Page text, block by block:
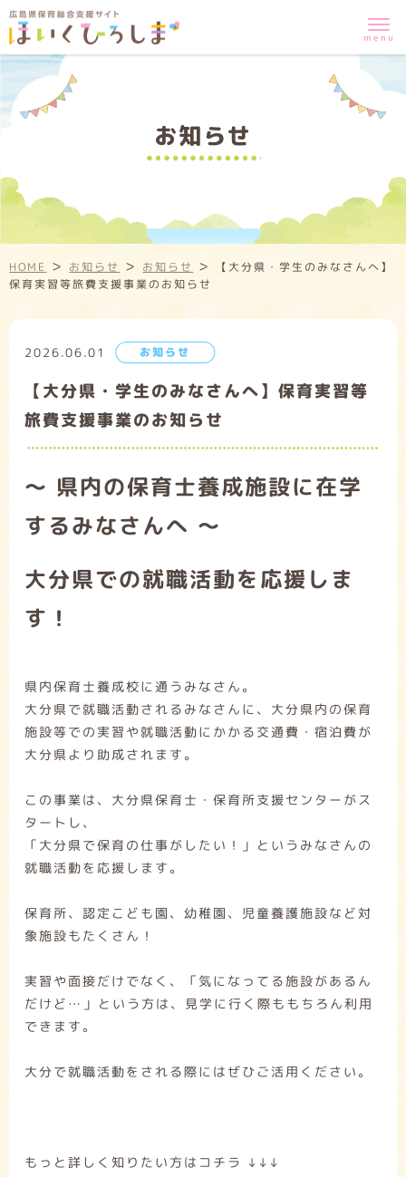
お知らせ
HOME > お知らせ > お知らせ > 【大分県・学生のみなさんへ】
保育実習等旅費支援事業のお知らせ
2026.06.01 お知らせ
【大分県・学生のみなさんへ】保育実習等
旅費支援事業のお知らせ
～ 県内の保育士養成施設に在学
するみなさんへ ～
大分県での就職活動を応援しま
す！
県内保育士養成校に通うみなさん。
大分県で就職活動されるみなさんに、大分県内の保育
施設等での実習や就職活動にかかる交通費・宿泊費が
大分県より助成されます。
この事業は、大分県保育士・保育所支援センターがス
タートし、
「大分県で保育の仕事がしたい！」というみなさんの
就職活動を応援します。
保育所、認定こども園、幼稚園、児童養護施設など対
象施設もたくさん！
実習や面接だけでなく、「気になってる施設があるん
だけど…」という方は、見学に行く際ももちろん利用
できます。
大分で就職活動をされる際にはぜひご活用ください。
もっと詳しく知りたい方はコチラ ↓↓↓